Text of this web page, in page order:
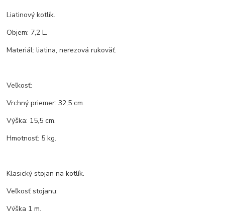
Liatinový kotlík.
Objem: 7,2 L.
Materiál: liatina, nerezová rukoväť.
Veľkosť:
Vrchný priemer: 32,5 cm.
Výška: 15,5 cm.
Hmotnosť: 5 kg.
Klasický stojan na kotlík.
Veľkosť stojanu:
Výška 1 m.